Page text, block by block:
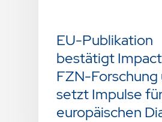
EU-Publikation
bestätigt
FZN-Forschung
setzt Impulse
europäischen